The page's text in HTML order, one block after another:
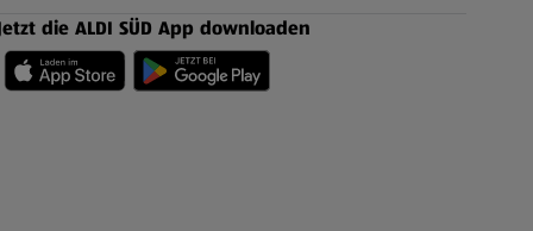
die ALDI SÜD App downloaden